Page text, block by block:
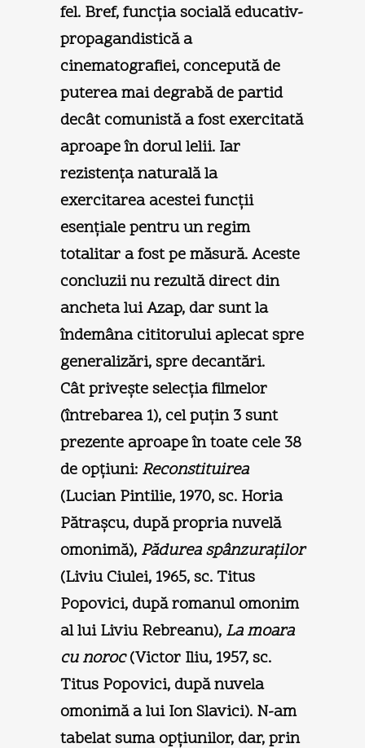
fel. Bref, funcția socială educativ-
propagandistică a
cinematografiei, concepută de
puterea mai degrabă de partid
decât comunistă a fost exercitată
aproape în dorul lelii. Iar
rezistența naturală la
exercitarea acestei funcții
esențiale pentru un regim
totalitar a fost pe măsură. Aceste
concluzii nu rezultă direct din
ancheta lui Azap, dar sunt la
îndemâna cititorului aplecat spre
generalizări, spre decantări.
Cât priveşte selecția filmelor
(întrebarea 1), cel puțin 3 sunt
prezente aproape în toate cele 38
de opțiuni: Reconstituirea
(Lucian Pintilie, 1970, sc. Horia
Pătraşcu, după propria nuvelă
omonimă), Pădurea spânzuraților
(Liviu Ciulei, 1965, sc. Titus
Popovici, după romanul omonim
al lui Liviu Rebreanu), La moara
cu noroc(Victor Iliu, 1957, sc.
Titus Popovici, după nuvela
omonimă a lui Ion Slavici). N-am
tabelat suma opțiunilor, dar, prin